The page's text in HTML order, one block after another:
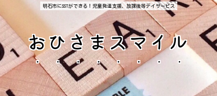
明石市にSSTができる！児童発達支援、放課後等デイサービス
おひさまスマイル